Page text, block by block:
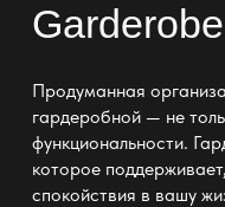
Продуманная
гардеробной — не
функциональности.
которое
спокойствия в вашу